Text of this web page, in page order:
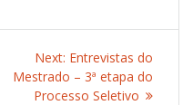
Next: Next
post:
Entrevistas do
Mestrado – 3ª etapa do
Processo Seletivo